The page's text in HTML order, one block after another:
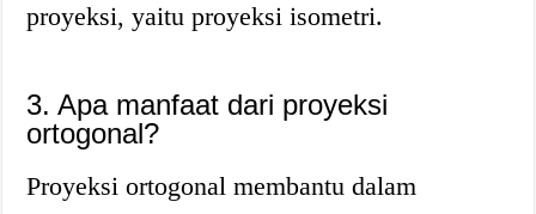
proyeksi, yaitu proyeksi isometri.
3. Apa manfaat dari proyeksi
ortogonal?
Proyeksi ortogonal membantu dalam